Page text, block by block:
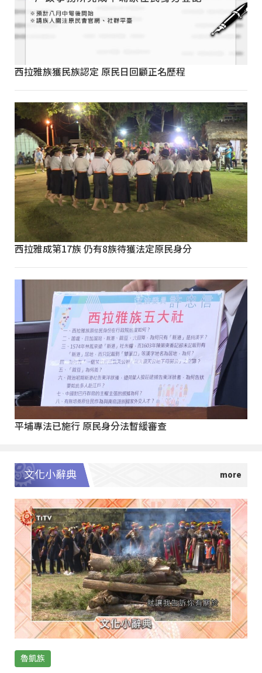
西拉雅族獲民族認定 原民日回顧正名歷程
西拉雅成第17族 仍有8族待獲法定原民身分
平埔專法已施行 原民身分法暫緩審查
文化小辭典
魯凱族